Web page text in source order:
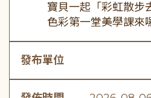
寶貝一起「彩虹散步
色彩第一堂美學課來
發布單位